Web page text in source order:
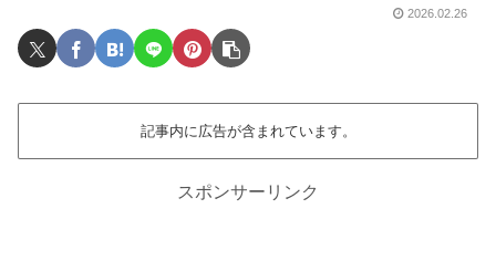
2026.02.26
記事内に広告が含まれています。
スポンサーリンク